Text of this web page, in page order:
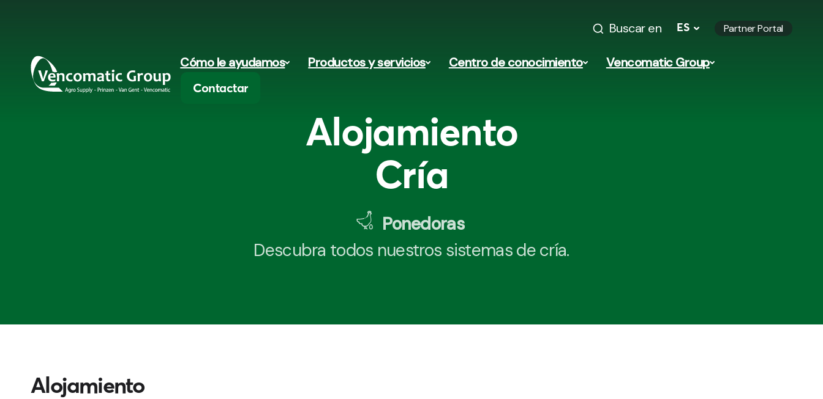
Buscar en ES Partner Portal
Cómo le ayudamos Productos y servicios Centro de conocimiento Vencomatic Group
Contactar
Alojamiento
Cría
Ponedoras
Descubra todos nuestros sistemas de cría.
Alojamiento